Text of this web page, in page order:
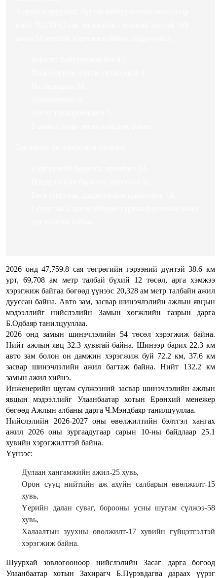
2026 онд 47,759.8 сая төгрөгийн гэрээний дүнтэй 38.6 км
урт, 69,708 ам метр талбай бүхий 12 төсөл, арга хэмжээ
хэрэгжиж байгаа бөгөөд үүнээс 20,328 ам метр талбайн ажил
дууссан байна. Авто зам, засвар шинэчлэлийн ажлын явцын
мэдээллийг нийслэлийн Замын хөгжлийн газрын дарга
Б.Одбаяр танилцууллаа.
2026 онд замын шинэчлэлийн 54 төсөл хэрэгжиж байна.
Нийт ажлын явц 32.3 хувьтай байна. Шинээр барих 22.3 км
авто зам болон он дамжин хэрэгжиж буй 72.2 км, 37.6 км
засвар шинэчлэлийн ажил багтаж байна. Нийт 132.2 км
замын ажил хийнэ.
Инженерийн шугам сүлжээний засвар шинэчлэлийн ажлын
явцын мэдээллийг Улаанбаатар хотын Ерөнхий менежер
бөгөөд Ажлын албаны дарга Ч.Мэндбаяр танилцууллаа.
Нийслэлийн 2026-2027 оны өвөлжилтийн бэлтгэл хангах
ажил 2026 оны зургаадугаар сарын 10-ны байдлаар 25.1
хувийн хэрэгжилттэй байна.
Үүнээс:
Дулаан хангамжийн ажил-25 хувь,
Орон сууц нийтийн аж ахуйн салбарын өвөлжилт-15
хувь,
Үерийн далан суваг, борооны усны шугам сүлжээ-58
хувь,
Халаалтын зуухны өвөлжилт-17 хувийн гүйцэтгэлтэй
хэрэгжиж байна.
Шуурхай зөвлөгөөнөөр нийслэлийн Засаг дарга бөгөөд
Улаанбаатар хотын Захирагч Б.Пүрэвдагва дараах үүрэг